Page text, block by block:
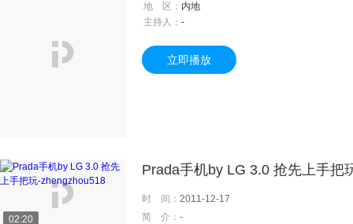
地 区： 内地
主持人： -
立即播放
02:20
Prada手机by LG 3.0 抢先上手把
时 间： 2011-12-17
简 介： -